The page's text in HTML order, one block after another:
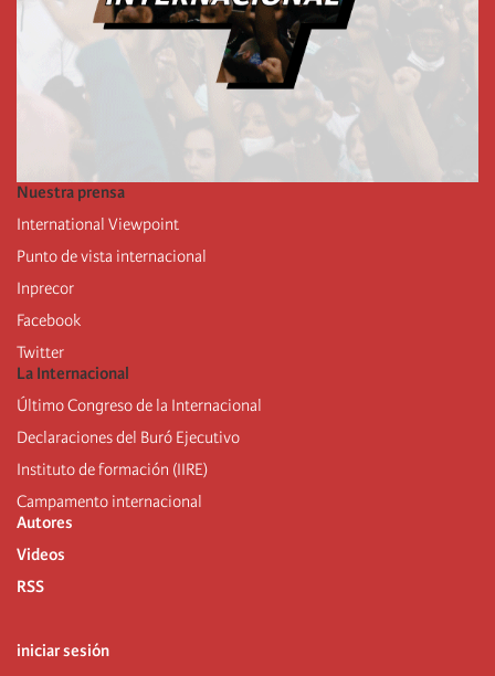
Nuestra prensa
International Viewpoint
Punto de vista internacional
Inprecor
Facebook
Twitter
La Internacional
Último Congreso de la Internacional
Declaraciones del Buró Ejecutivo
Instituto de formación (IIRE)
Campamento internacional
Autores
Videos
RSS
iniciar sesión